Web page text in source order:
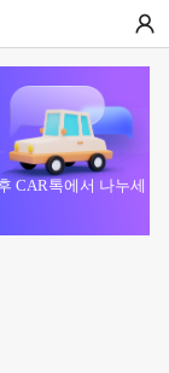
CAR톡에서 나누세